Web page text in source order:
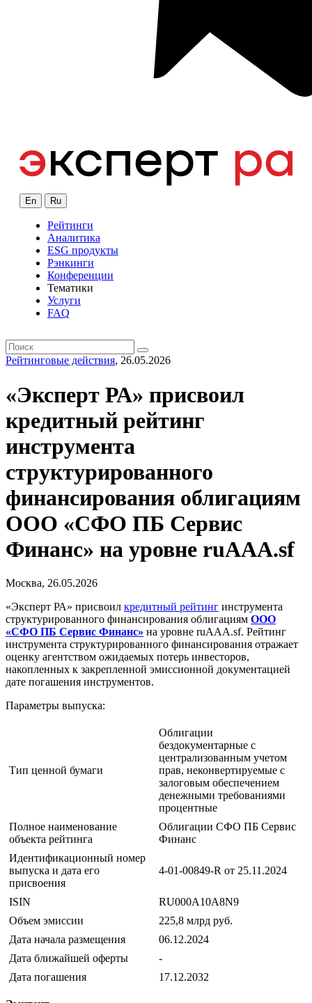
En Ru
Рейтинги
Аналитика
ESG продукты
Рэнкинги
Конференции
Тематики
Услуги
FAQ
Рейтинговые действия, 26.05.2026
«Эксперт РА» присвоил
кредитный рейтинг
инструмента
структурированного
финансирования облигациям
ООО «СФО ПБ Сервис
Финанс» на уровне ruAAA.sf
Москва, 26.05.2026
«Эксперт РА» присвоил кредитный рейтинг инструмента
структурированного финансирования облигациям ООО
«СФО ПБ Сервис Финанс» на уровне ruAAA.sf. Рейтинг
инструмента структурированного финансирования отражает
оценку агентством ожидаемых потерь инвесторов,
накопленных к закрепленной эмиссионной документацией
дате погашения инструментов.
Параметры выпуска:
Тип ценной бумаги
Облигации
бездокументарные с
централизованным учетом
прав, неконвертируемые с
залоговым обеспечением
денежными требованиями
процентные
Полное наименование
объекта рейтинга
Облигации СФО ПБ Сервис
Финанс
Идентификационный номер
выпуска и дата его
присвоения
4-01-00849-R от 25.11.2024
ISIN
RU000A10A8N9
Объем эмиссии
225,8 млрд руб.
Дата начала размещения
06.12.2024
Дата ближайшей оферты
-
Дата погашения
17.12.2032